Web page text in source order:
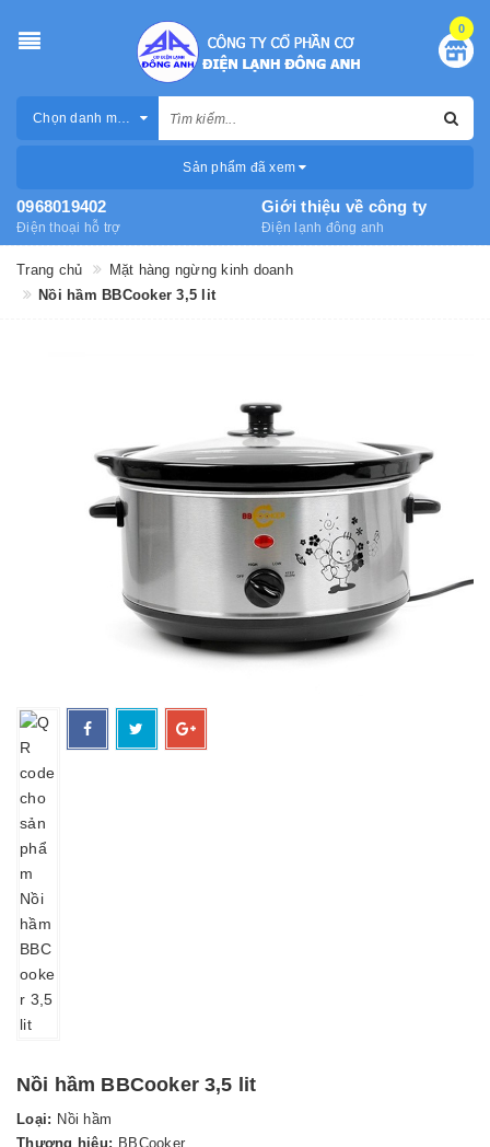
0
Chọn danh mục
Sản phẩm đã xem
0968019402
Điện thoại hỗ trợ
Giới thiệu về công ty
Điện lạnh đông anh
Trang chủ
Mặt hàng ngừng kinh doanh
Nồi hầm BBCooker 3,5 lit
Nồi hầm BBCooker 3,5 lit
Loại: Nồi hầm
Thương hiệu: BBCooker